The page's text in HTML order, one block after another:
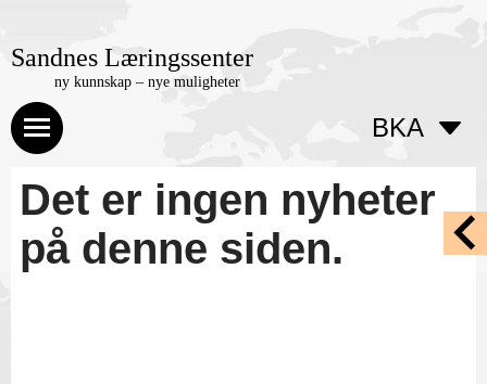
Sandnes Læringssenter
ny kunnskap – nye muligheter
BKA
Det er ingen nyheter
på denne siden.